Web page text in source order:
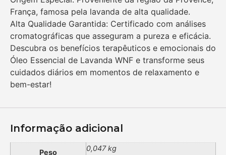
França, famosa pela lavanda de alta qualidade.
Alta Qualidade Garantida: Certificado com análises
cromatográficas que asseguram a pureza e eficácia.
Descubra os benefícios terapêuticos e emocionais do
Óleo Essencial de Lavanda WNF e transforme seus
cuidados diários em momentos de relaxamento e
bem-estar!
Informação adicional
Peso 0,047 kg